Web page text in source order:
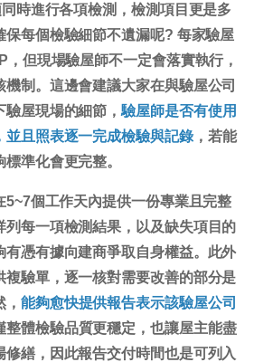
時進行各項檢測，檢測項目更是多
保每個檢驗細節不遺漏呢? 每家驗屋
，但現場驗屋師不一定會落實執行，
機制。這邊會建議大家在與驗屋公司
驗屋現場的細節，驗屋師是否有使用
並且照表逐一完成檢驗與記錄，若能
準化會更完整。
5~7個工作天內提供一份專業且完整
列每一項檢測結果，以及缺失項目的
有憑有據向建商爭取自身權益。此外
複驗單，逐一核對需要改善的部分是
能夠愈快提供報告表示該驗屋公司
整體檢驗品質更穩定，也讓屋主能盡
繕，因此報告交付時間也是可列入